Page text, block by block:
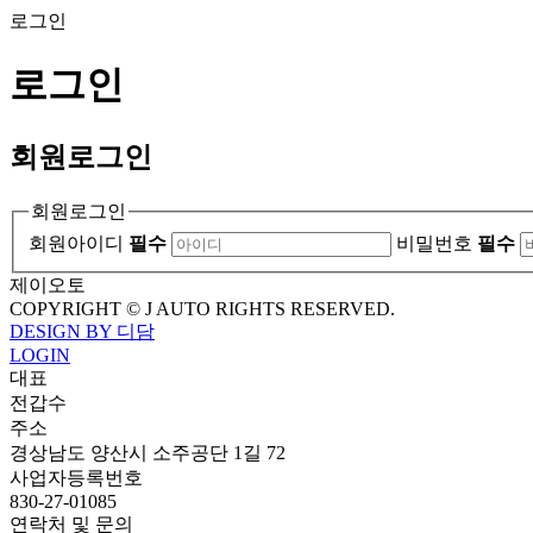
로그인
로그인
회원 로그인
회원로그인
회원아이디 필수 비밀번호 필수
제이오토
COPYRIGHT © J AUTO RIGHTS RESERVED.
DESIGN BY 디담
LOGIN
대표
전갑수
주소
경상남도 양산시 소주공단 1길 72
사업자등록번호
830-27-01085
연락처 및 문의